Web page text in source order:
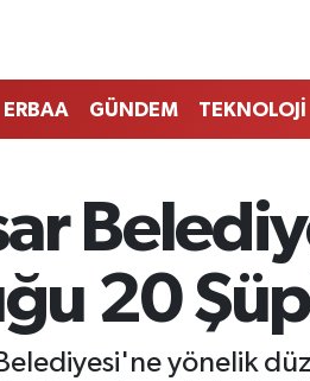
ERBAA GÜNDEM TEKNOLOJİ
20
yönelik